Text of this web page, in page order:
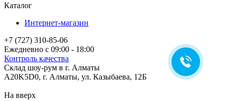
Каталог
Интернет-магазин
+7 (727) 310-85-06
Ежедневно с 09:00 - 18:00
Контроль качества
Склад шоу-рум в г. Алматы
A20K5D0, г. Алматы, ул. Казыбаева, 12Б
На вверх